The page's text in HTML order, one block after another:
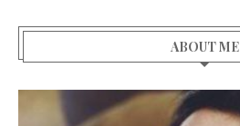
ABOUT ME